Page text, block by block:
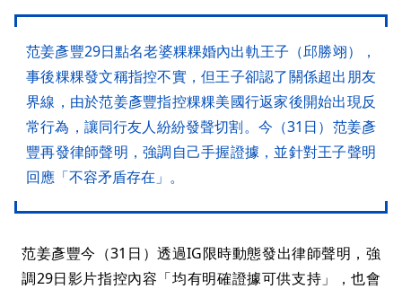
范姜彥豐29日點名老婆粿粿婚內出軌王子（邱勝翊），
事後粿粿發文稱指控不實，但王子卻認了關係超出朋友
界線，由於范姜彥豐指控粿粿美國行返家後開始出現反
常行為，讓同行友人紛紛發聲切割。今（31日）范姜彥
豐再發律師聲明，強調自己手握證據，並針對王子聲明
回應「不容矛盾存在」。
范姜彥豐今（31日）透過IG限時動態發出律師聲明，強
調29日影片指控內容「均有明確證據可供支持」，也會